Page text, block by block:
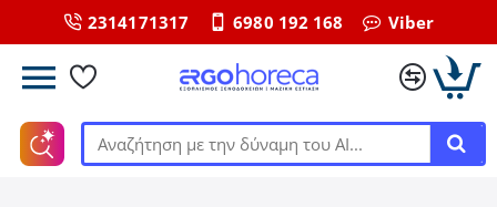
2314171317 6980 192 168 Viber
Αναζήτηση